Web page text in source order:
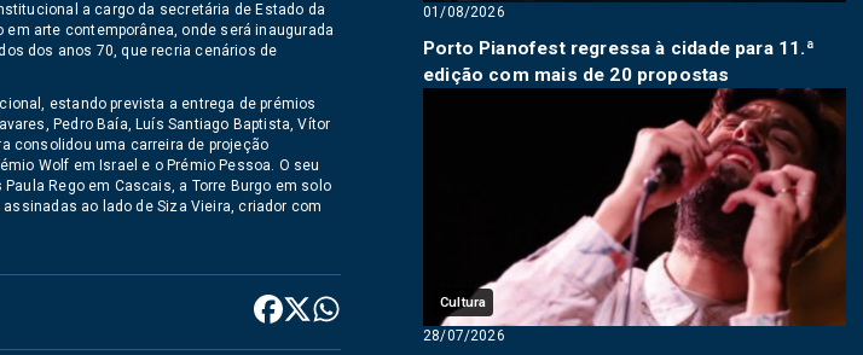
a cargo da secretária de Estado da
arte contemporânea, onde será inaugurada
dos anos 70, que recria cenários de
estando prevista a entrega de prémios
Pedro Baía, Luís Santiago Baptista, Vítor
consolidou uma carreira de projeção
Wolf em Israel e o Prémio Pessoa. O seu
Rego em Cascais, a Torre Burgo em solo
ao lado de Siza Vieira, criador com
01/08/2026
Porto Pianofest regressa à cidade para 11.ª
edição com mais de 20 propostas
Cultura
28/07/2026